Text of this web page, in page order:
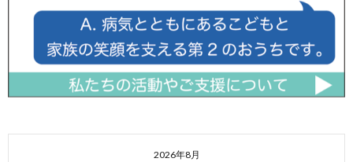
2026年8月